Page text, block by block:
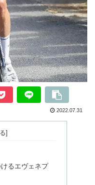
2022.07.31
るエヴェネプ